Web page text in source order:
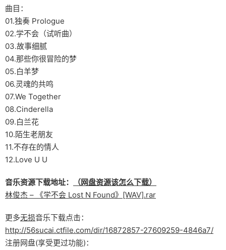
曲目：
01.独奏 Prologue
02.学不会（试听曲）
03.故事细腻
04.那些你很冒险的梦
05.白羊梦
06.灵魂的共鸣
07.We Together
08.Cinderella
09.白兰花
10.陌生老朋友
11.不存在的情人
12.Love U U
音乐资源下载地址：
（网盘资源该怎么下载）
林俊杰 – 《学不会 Lost N Found》[WAV].rar
更多无损音乐下载点击：
http://56sucai.ctfile.com/dir/16872857-27609259-4846a7/
注册网盘(享受更过功能)：